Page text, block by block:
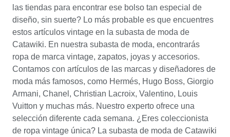
las tiendas para encontrar ese bolso tan especial de
diseño, sin suerte? Lo más probable es que encuentres
estos artículos vintage en la subasta de moda de
Catawiki. En nuestra subasta de moda, encontrarás
ropa de marca vintage, zapatos, joyas y accesorios.
Contamos con artículos de las marcas y diseñadores de
moda más famosos, como Hermés, Hugo Boss, Giorgio
Armani, Chanel, Christian Lacroix, Valentino, Louis
Vuitton y muchas más. Nuestro experto ofrece una
selección diferente cada semana. ¿Eres coleccionista
de ropa vintage única? La subasta de moda de Catawiki